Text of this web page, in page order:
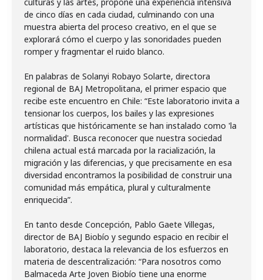
de cinco días en cada ciudad, culminando con una
muestra abierta del proceso creativo, en el que se
explorará cómo el cuerpo y las sonoridades pueden
romper y fragmentar el ruido blanco.
En palabras de Solanyi Robayo Solarte, directora
regional de BAJ Metropolitana, el primer espacio que
recibe este encuentro en Chile: “Este laboratorio invita a
tensionar los cuerpos, los bailes y las expresiones
artísticas que históricamente se han instalado como 'la
normalidad'. Busca reconocer que nuestra sociedad
chilena actual está marcada por la racialización, la
migración y las diferencias, y que precisamente en esa
diversidad encontramos la posibilidad de construir una
comunidad más empática, plural y culturalmente
enriquecida”.
En tanto desde Concepción, Pablo Gaete Villegas,
director de BAJ Biobío y segundo espacio en recibir el
laboratorio, destaca la relevancia de los esfuerzos en
materia de descentralización: “Para nosotros como
Balmaceda Arte Joven Biobío tiene una enorme